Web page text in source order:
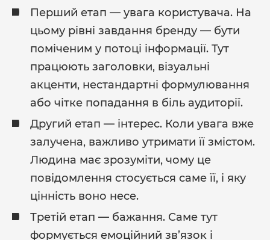
Перший етап — увага користувача. На
цьому рівні завдання бренду — бути
поміченим у потоці інформації. Тут
працюють заголовки, візуальні
акценти, нестандартні формулювання
або чітке попадання в біль аудиторії.
Другий етап — інтерес. Коли увага вже
залучена, важливо утримати її змістом.
Людина має зрозуміти, чому це
повідомлення стосується саме її, і яку
цінність воно несе.
Третій етап — бажання. Саме тут
формується емоційний зв’язок і